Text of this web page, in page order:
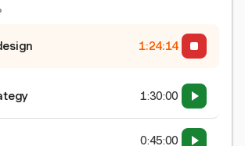
1:24:15
1:30:00
0:45:00